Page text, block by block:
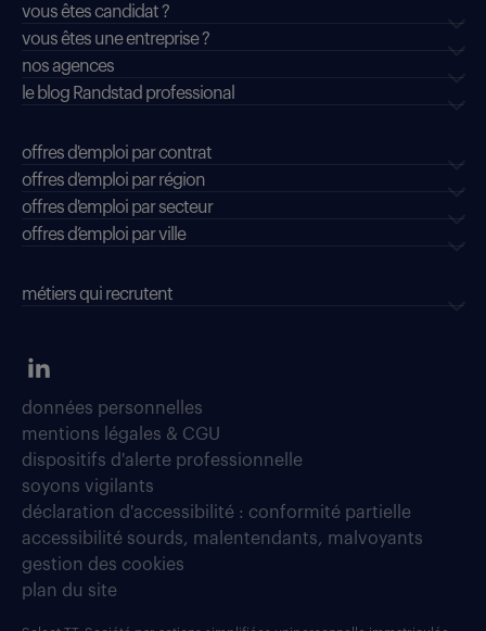
vous êtes candidat ?
vous êtes une entreprise ?
nos agences
le blog Randstad professional
offres d'emploi par contrat
offres d'emploi par région
offres d'emploi par secteur
offres d’emploi par ville
métiers qui recrutent
données personnelles
mentions légales & CGU
dispositifs d'alerte professionnelle
soyons vigilants
déclaration d'accessibilité : conformité partielle
accessibilité sourds, malentendants, malvoyants
gestion des cookies
plan du site